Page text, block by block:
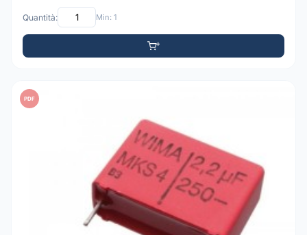
Quantità: Min: 1
PDF